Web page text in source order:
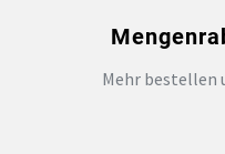
Mehr bestellen